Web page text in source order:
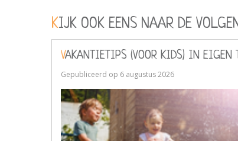
KIJK OOK EENS NAAR DE
VAKANTIETIPS (VOOR KIDS) IN EIGEN
Gepubliceerd op 6 augustus 2026